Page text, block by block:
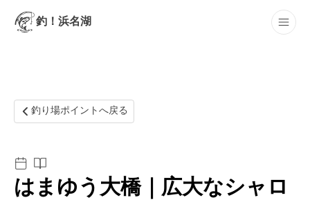
釣！浜名湖
最新記事
釣り場ポイントへ戻る
はまゆう大橋｜広大なシャロ